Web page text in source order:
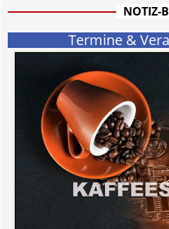
informativen Charakter.
NOTIZ-
Termine &